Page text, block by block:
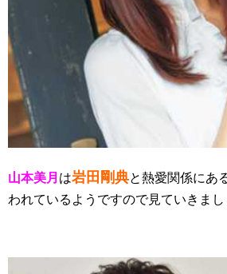
山本美月 は岩田剛典と熱愛関係にあ
われているようですので見ていきまし